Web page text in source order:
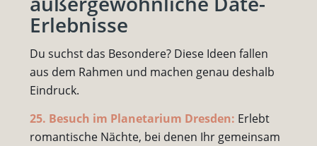
Erlebnisse
Du suchst das Besondere? Diese Ideen fallen
aus dem Rahmen und machen genau deshalb
Eindruck.
25. Besuch im Planetarium Dresden: Erlebt
romantische Nächte, bei denen Ihr gemeinsam